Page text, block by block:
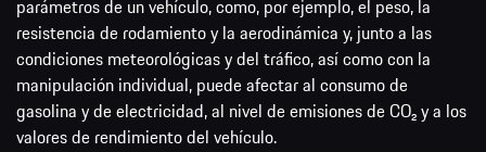
parámetros de un vehículo, como, por ejemplo, el peso, la
resistencia de rodamiento y la aerodinámica y, junto a las
condiciones meteorológicas y del tráfico, así como con la
manipulación individual, puede afectar al consumo de
gasolina y de electricidad, al nivel de emisiones de CO₂ y a los
valores de rendimiento del vehículo.